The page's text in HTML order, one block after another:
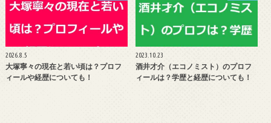
2026.8.5
大塚寧々の現在と若い頃は？プロフ
ィールや経歴についても！
2023.10.23
酒井才介（エコノミスト）のプロフ
ィールは？学歴と経歴についても！